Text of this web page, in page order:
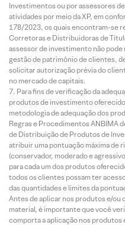
Investimentos ou por assessores
atividades por meio da XP, em
178/2023, os quais encontram-se
Corretoras e Distribuidoras de
assessor de investimento não
gestão de patrimônio de clientes,
solicitar autorização prévia do
no mercado de capitais.
Para fins de verificação da
produtos de investimento
metodologia de adequação dos
Regras e Procedimentos ANBIMA
de Distribuição de Produtos de
atribuir uma pontuação máxima de
(conservador, moderado e
para cada um dos produtos
todos os clientes possam ter
das quantidades e limites da
Antes de aplicar nos produtos e/
material, é importante que você
comporta a aplicação nos